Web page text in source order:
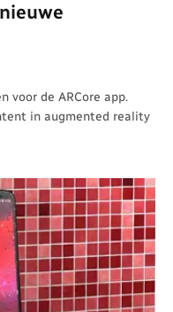
voor de ARCore app.
in augmented reality